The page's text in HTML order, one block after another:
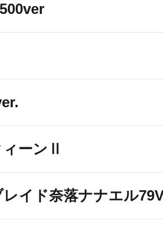
ーンⅡ
イド奈落ナナエル